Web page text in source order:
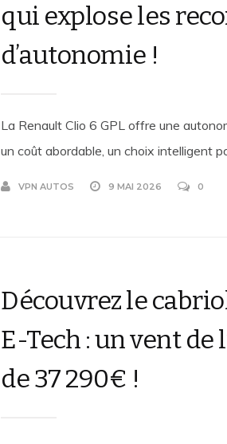
qui explose les
d’autonomie !
La Renault Clio 6 GPL offre une
un coût abordable, un choix intelligent
VPN AUTOS 9 MAI 2026 0
Découvrez le
E-Tech : un vent
de 37 290€ !